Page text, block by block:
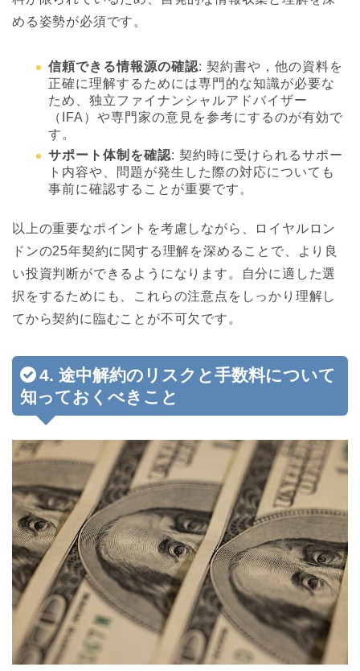
める姿勢が必須です。
信頼できる情報源の確認: 契約書や，他の資料を
正確に理解するためには専門的な知識が必要な
ため、独立ファイナンシャルアドバイザー
（IFA）や専門家の意見を参考にするのが有効で
す。
サポート体制を確認: 契約時に受けられるサポー
ト内容や、問題が発生した際の対応についても
事前に確認することが重要です。
以上の重要なポイントを考慮しながら、ロイヤルロン
ドンの25年契約に関する理解を深めることで、より良
い投資判断ができるようになります。自分に適した選
択をするためにも、これらの注意点をしっかり理解し
てから契約に臨むことが不可欠です。
4. 途中解約のリスクと手数料について
知っておくべきこと